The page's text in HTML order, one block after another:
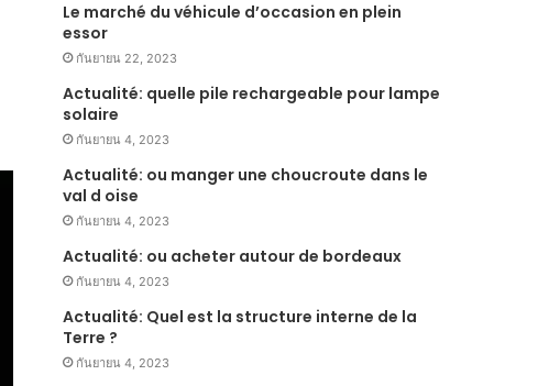
Le marché du véhicule d’occasion en plein
essor
กันยายน 22, 2023
Actualité: quelle pile rechargeable pour lampe
solaire
กันยายน 4, 2023
Actualité: ou manger une choucroute dans le
val d oise
กันยายน 4, 2023
Actualité: ou acheter autour de bordeaux
กันยายน 4, 2023
Actualité: Quel est la structure interne de la
Terre ?
กันยายน 4, 2023